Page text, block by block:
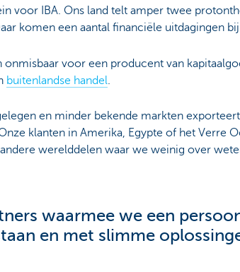
voor IBA. Ons land telt amper twee
komen een aantal financiële uitdagingen
voor een producent van
buitenlandse handel
en minder bekende markten
klanten in Amerika, Egypte of het Verre
werelddelen waar we weinig over
waarmee we een
en met slimme